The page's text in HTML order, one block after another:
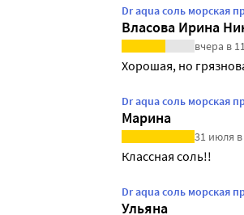
Dr aqua соль морская
Власова Ирина
вчера в
Хорошая, но
Dr aqua соль морская
Марина
31 июля в
Классная соль!!
Dr aqua соль морская
Ульяна